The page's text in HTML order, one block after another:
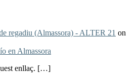
regadiu (Almassora) - ALTER 21 on
en Almassora
enllaç. […]